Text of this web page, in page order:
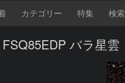
カテゴリー 特集 検索
バラ星雲